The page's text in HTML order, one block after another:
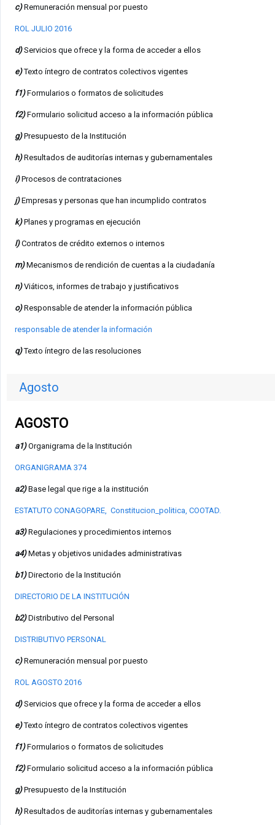
c)Remuneración mensual por puesto
ROL JULIO 2016
d)Servicios que ofrece y la forma de acceder a ellos
e)Texto íntegro de contratos colectivos vigentes
f1)Formularios o formatos de solicitudes
f2)Formulario solicitud acceso a la información pública
g) Presupuesto de la Institución
h)Resultados de auditorías internas y gubernamentales
i) Procesos de contrataciones
j) Empresas y personas que han incumplido contratos
k) Planes y programas en ejecución
l) Contratos de crédito externos o internos
m)Mecanismos de rendición de cuentas a la ciudadanía
n)Viáticos, informes de trabajo y justificativos
o)Responsable de atender la información pública
responsable de atender la información
q) Texto íntegro de las resoluciones
Agosto
AGOSTO
a1) Organigrama de la Institución
ORGANIGRAMA 374
a2) Base legal que rige a la institución
ESTATUTO CONAGOPARE, Constitucion_politica, COOTAD.
a3)Regulaciones y procedimientos internos
a4)Metas y objetivos unidades administrativas
b1)Directorio de la Institución
DIRECTORIO DE LA INSTITUCIÓN
b2)Distributivo del Personal
DISTRIBUTIVO PERSONAL
c)Remuneración mensual por puesto
ROL AGOSTO 2016
d)Servicios que ofrece y la forma de acceder a ellos
e)Texto íntegro de contratos colectivos vigentes
f1)Formularios o formatos de solicitudes
f2)Formulario solicitud acceso a la información pública
g) Presupuesto de la Institución
h)Resultados de auditorías internas y gubernamentales